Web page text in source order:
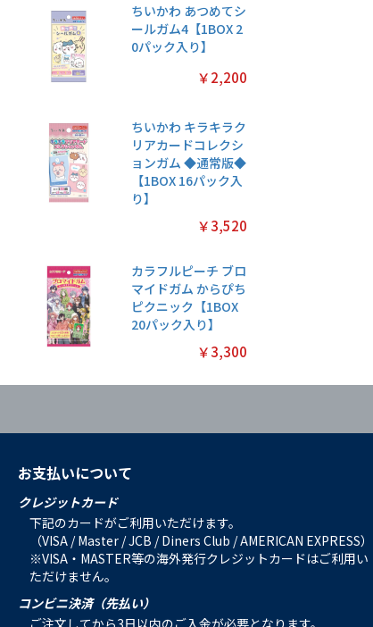
ちいかわ あつめてシ
ールガム4【1BOX 2
0パック入り】
￥2,200
ちいかわ キラキラク
リアカードコレクシ
ョンガム ◆通常版◆
【1BOX 16パック入
り】
￥3,520
カラフルピーチ ブロ
マイドガム からぴち
ピクニック【1BOX
20パック入り】
￥3,300
お支払いについて
クレジットカード
下記のカードがご利用いただけます。
（VISA / Master / JCB / Diners Club / AMERICAN EXPRESS）
※VISA・MASTER等の海外発行クレジットカードはご利用い
ただけません。
コンビニ決済（先払い）
ご注文してから3日以内のご入金が必要となります。